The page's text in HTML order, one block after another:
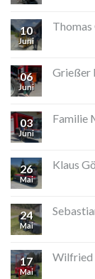
10
Juni
Thomas
06
Juni
Grießer
03
Juni
Familie
26
Mai
Klaus
24
Mai
17
Mai
Wilfried